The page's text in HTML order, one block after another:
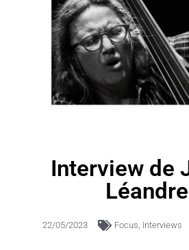
Interview de
Léandre
22/05/2023 Focus, Interviews